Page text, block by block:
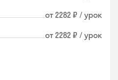
от 2282 ₽ / урок
от 2282 ₽ / урок